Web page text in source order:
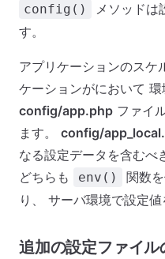
config()
メソッドは
す。
アプリケーションのスケ
ケーションがにおいて
config/app.php ファイ
ます。 config/
なる設定データを含むべ
どちらも
env()
関数
り、 サーバ環境で設定
追加の設定ファイル